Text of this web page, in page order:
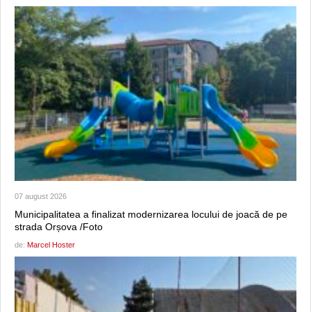
07 august 2026
Municipalitatea a finalizat modernizarea locului de joacă de pe
strada Orșova /Foto
de: Marcel Hoster